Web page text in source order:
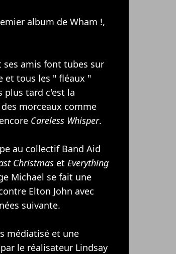
album de Wham !,
ses amis font tubes sur
et tous les " fléaux "
plus tard c'est la
des morceaux comme
Careless Whisper.
au collectif Band Aid
Christmas et Everything
Michael se fait une
Elton John avec
suivante.
médiatisé et une
le réalisateur Lindsay